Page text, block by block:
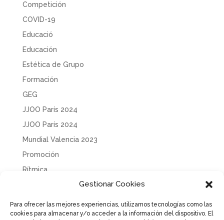
Gestionar Cookies
Para ofrecer las mejores experiencias, utilizamos tecnologías como las
cookies para almacenar y/o acceder a la información del dispositivo. El
Competición
COVID-19
Educació
Educación
Estética de Grupo
Formación
GEG
JJOO París 2024
JJOO París 2024
Mundial Valencia 2023
Promoción
Rítmica
Solidaridad
Tecnificación